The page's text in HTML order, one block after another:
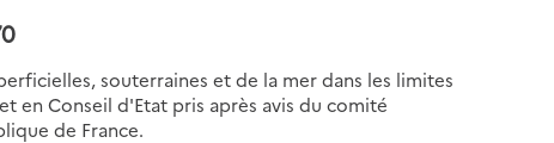
souterraines et de la mer dans les limites
Conseil d'Etat pris après avis du comité
de France.